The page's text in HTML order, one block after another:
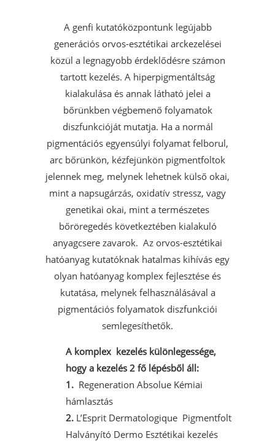
A genfi kutatóközpontunk legújabb
generációs orvos-esztétikai arckezelései
közül a legnagyobb érdeklődésre számon
tartott kezelés. A hiperpigmentáltság
kialakulása és annak látható jelei a
bőrünkben végbemenő folyamatok
diszfunkcióját mutatja. Ha a normál
pigmentációs egyensúlyi folyamat felborul,
arc bőrünkön, kézfejünkön pigmentfoltok
jelennek meg, melynek lehetnek külső okai,
mint a napsugárzás, oxidatív stressz, vagy
genetikai okai, mint a természetes
bőröregedés következtében kialakuló
anyagcsere zavarok. Az orvos-esztétikai
hatóanyag kutatóknak hatalmas kihívás egy
olyan hatóanyag komplex fejlesztése és
kutatása, melynek felhasználásával a
pigmentációs folyamatok diszfunkciói
semlegesíthetők.
A komplex kezelés különlegessége,
hogy a kezelés 2 fő lépésből áll:
1. Regeneration Absolue Kémiai
hámlasztás
2. L’Esprit Dermatologique Pigmentfolt
Halványító Dermo Esztétikai kezelés